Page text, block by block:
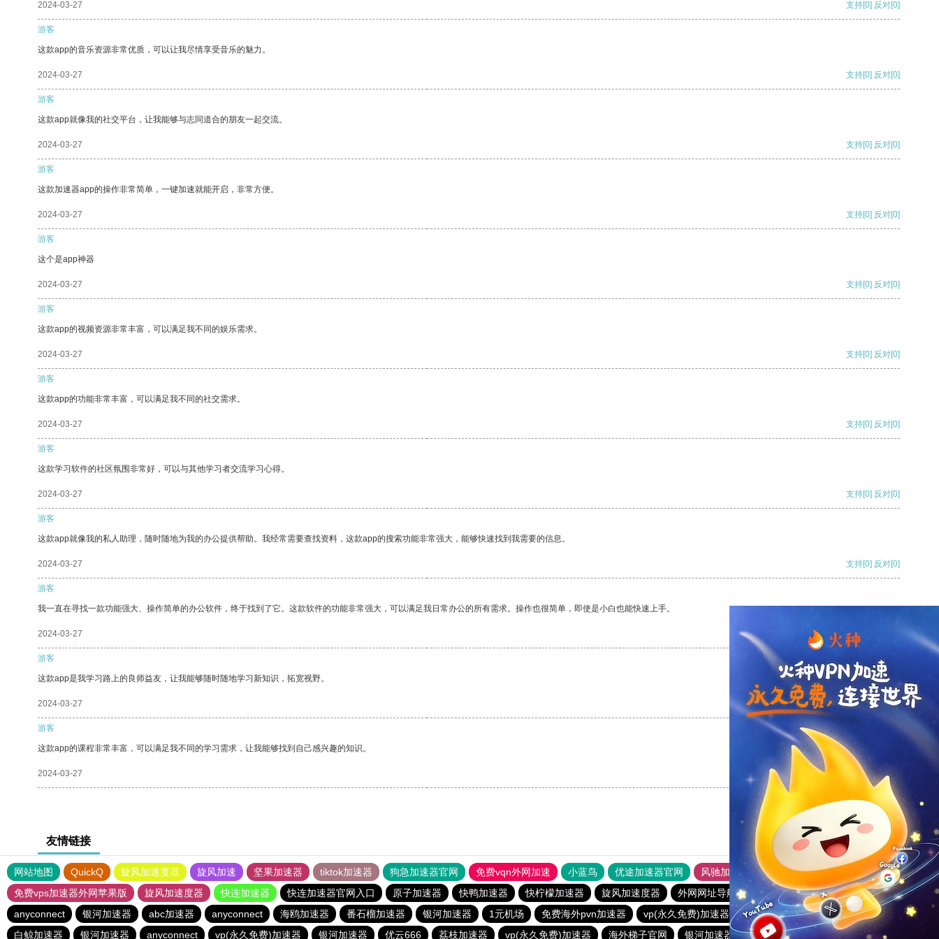
2024-03-27 支持[0] 反对[0]
游客
这款app的音乐资源非常优质，可以让我尽情享受音乐的魅力。
2024-03-27 支持[0] 反对[0]
游客
这款app就像我的社交平台，让我能够与志同道合的朋友一起交流。
2024-03-27 支持[0] 反对[0]
游客
这款加速器app的操作非常简单，一键加速就能开启，非常方便。
2024-03-27 支持[0] 反对[0]
游客
这个是app神器
2024-03-27 支持[0] 反对[0]
游客
这款app的视频资源非常丰富，可以满足我不同的娱乐需求。
2024-03-27 支持[0] 反对[0]
游客
这款app的功能非常丰富，可以满足我不同的社交需求。
2024-03-27 支持[0] 反对[0]
游客
这款学习软件的社区氛围非常好，可以与其他学习者交流学习心得。
2024-03-27 支持[0] 反对[0]
游客
这款app就像我的私人助理，随时随地为我的办公提供帮助。我经常需要查找资料，这款app的搜索功能非常强大，能够快速找到我需要的信息。
2024-03-27 支持[0] 反对[0]
游客
我一直在寻找一款功能强大、操作简单的办公软件，终于找到了它。这款软件的功能非常强大，可以满足我日常办公的所有需求。操作也很简单，即使是小白也能快速上手。
2024-03-27 支持
游客
这款app是我学习路上的良师益友，让我能够随时随地学习新知识，拓宽视野。
2024-03-27 支持[0] 反对[0]
游客
这款app的课程非常丰富，可以满足我不同的学习需求，让我能够找到自己感兴趣的知识。
2024-03-27 支持[0] 反对[0]
友情链接
网站地图 QuickQ 旋风加速度器 旋风加速 坚果加速器 tiktok加速器 狗急加速器官网 免费vqn外网加速 小蓝鸟 优途加速器官网 风驰加速器
旋风加速器
免费vps加速器外网苹果版
旋风加速度器 快连加速器 快连加速器官网入口 原子加速器 快鸭加速器 快柠檬加速器 旋风加速度器 外网网址导航 软件中心
银河加速器
anyconnect
银河加速器 abc加速器 anyconnect 海鸥加速器 番石榴加速器 银河加速器 1元机场 免费海外pvn加速器 vp(永久免费)加速器 原子加速器
ikuuu.me加速器官网
白鲸加速器
银河加速器 anyconnect vp(永久免费)加速器 银河加速器 优云666 荔枝加速器 vp(永久免费)加速器 海外梯子官网 银河加速器 青柠加速器 蚂蚁加速器